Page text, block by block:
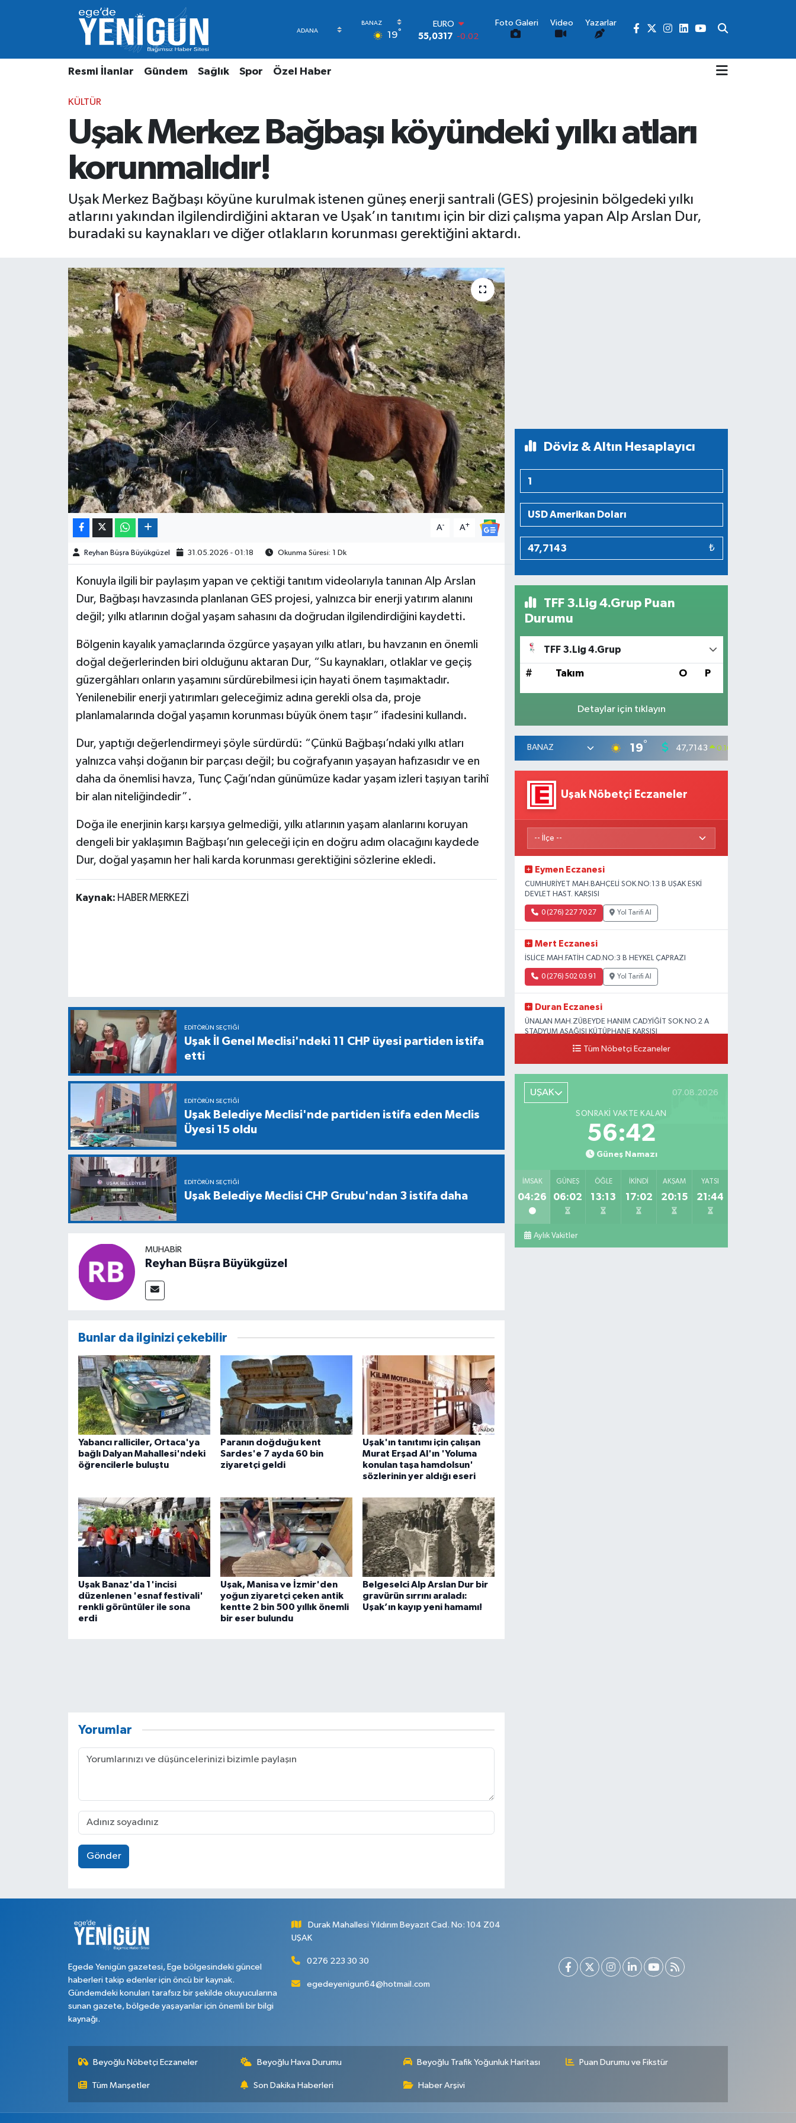
19°
STERLİN
64,2463
0.07
6510.40 0.45
DOLAR
47,7143
0.16
EURO
Foto Galeri Video Yazarlar
Resmi İlanlar Gündem Sağlık Spor Özel Haber
KÜLTÜR
Uşak Merkez Bağbaşı köyündeki yılkı atları
korunmalıdır!
Uşak Merkez Bağbaşı köyüne kurulmak istenen güneş enerji santrali (GES) projesinin bölgedeki yılkı
atlarını yakından ilgilendirdiğini aktaran ve Uşak’ın tanıtımı için bir dizi çalışma yapan Alp Arslan Dur,
buradaki su kaynakları ve diğer otlakların korunması gerektiğini aktardı.
A- A+
Reyhan Büşra Büyükgüzel 31.05.2026 - 01:18 Okunma Süresi: 1 Dk
Konuyla ilgili bir paylaşım yapan ve çektiği tanıtım videolarıyla tanınan Alp Arslan
Dur, Bağbaşı havzasında planlanan GES projesi, yalnızca bir enerji yatırım alanını
değil; yılkı atlarının doğal yaşam sahasını da doğrudan ilgilendirdiğini kaydetti.
Bölgenin kayalık yamaçlarında özgürce yaşayan yılkı atları, bu havzanın en önemli
doğal değerlerinden biri olduğunu aktaran Dur, “Su kaynakları, otlaklar ve geçiş
güzergâhları onların yaşamını sürdürebilmesi için hayati önem taşımaktadır.
Yenilenebilir enerji yatırımları geleceğimiz adına gerekli olsa da, proje
planlamalarında doğal yaşamın korunması büyük önem taşır” ifadesini kullandı.
Dur, yaptığı değerlendirmeyi şöyle sürdürdü: “Çünkü Bağbaşı’ndaki yılkı atları
yalnızca vahşi doğanın bir parçası değil; bu coğrafyanın yaşayan hafızasıdır ve en
daha da önemlisi havza, Tunç Çağı’ndan günümüze kadar yaşam izleri taşıyan tarihî
bir alan niteliğindedir”.
Doğa ile enerjinin karşı karşıya gelmediği, yılkı atlarının yaşam alanlarını koruyan
dengeli bir yaklaşımın Bağbaşı’nın geleceği için en doğru adım olacağını kaydede
Dur, doğal yaşamın her hali karda korunması gerektiğini sözlerine ekledi.
Kaynak: HABER MERKEZİ
EDITÖRÜN SEÇTIĞI
Uşak İl Genel Meclisi'ndeki 11 CHP üyesi partiden istifa
etti
EDITÖRÜN SEÇTIĞI
Uşak Belediye Meclisi'nde partiden istifa eden Meclis
Üyesi 15 oldu
EDITÖRÜN SEÇTIĞI
Uşak Belediye Meclisi CHP Grubu'ndan 3 istifa daha
MUHABIR
Reyhan Büşra Büyükgüzel
Bunlar da ilginizi çekebilir
Yabancı ralliciler, Ortaca'ya
bağlı Dalyan Mahallesi'ndeki
öğrencilerle buluştu
Paranın doğduğu kent
Sardes'e 7 ayda 60 bin
ziyaretçi geldi
Uşak'ın tanıtımı için çalışan
Murat Erşad Al'ın 'Yoluma
konulan taşa hamdolsun'
sözlerinin yer aldığı eseri
Uşak Banaz'da 1'incisi
düzenlenen 'esnaf festivali'
renkli görüntüler ile sona
erdi
Uşak, Manisa ve İzmir'den
yoğun ziyaretçi çeken antik
kentte 2 bin 500 yıllık önemli
bir eser bulundu
Belgeselci Alp Arslan Dur bir
gravürün sırrını araladı:
Uşak’ın kayıp yeni hamamı!
Yorumlar
Gönder
Döviz & Altın Hesaplayıcı
₺
TFF 3.Lig 4.Grup Puan
Durumu
TFF 3.Lig 4.Grup
# Takım O P
Detaylar için tıklayın
19° 47,7143 0.16
Uşak Nöbetçi Eczaneler
Eymen Eczanesi
CUMHURİYET MAH.BAHÇELİ SOK.NO:13 B UŞAK ESKİ
DEVLET HAST. KARŞISI
0 (276) 227 70 27 Yol Tarifi Al
Mert Eczanesi
İSLİCE MAH.FATİH CAD.NO:3 B HEYKEL ÇAPRAZI
0 (276) 502 03 91 Yol Tarifi Al
Duran Eczanesi
ÜNALAN MAH.ZÜBEYDE HANIM CAD.YİĞİT SOK.NO.2 A
STADYUM AŞAĞISI KÜTÜPHANE KARŞISI
0 (276) 224 51 77 Yol Tarifi Al
Tüm Nöbetçi Eczaneler
UŞAK 07.08.2026
SONRAKI VAKTE KALAN
56:41
Güneş Namazı
İMSAK
04:26
GÜNEŞ
06:02
ÖĞLE
13:13
İKINDI
17:02
AKŞAM
20:15
YATSI
21:44
Aylık Vakitler
Egede Yenigün gazetesi, Ege bölgesindeki güncel
haberleri takip edenler için öncü bir kaynak.
Gündemdeki konuları tarafsız bir şekilde okuyucularına
sunan gazete, bölgede yaşayanlar için önemli bir bilgi
kaynağı.
Durak Mahallesi Yıldırım Beyazıt Cad. No: 104 Z04
UŞAK
0276 223 30 30
egedeyenigun64@hotmail.com
Beyoğlu Nöbetçi Eczaneler Beyoğlu Hava Durumu Beyoğlu Trafik Yoğunluk Haritası Puan Durumu ve Fikstür
Tüm Manşetler Son Dakika Haberleri Haber Arşivi
Resmi İlanlar
Gündem
Özel Haber
Beyoğlu Nöbetçi Eczaneler
Beyoğlu Hava Durumu
Beyoğlu Trafik Yoğunluk Haritası
Süper Lig Puan Durumu ve Fikstür
Tüm Manşetler
Son Dakika Haberleri
Haber Arşivi